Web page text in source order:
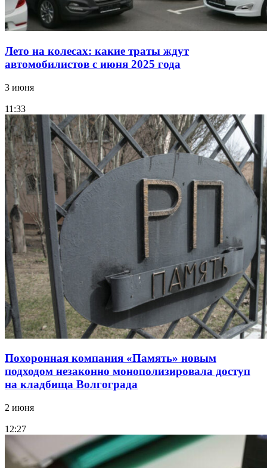
Лето на колесах: какие траты ждут
автомобилистов с июня 2025 года
3 июня
11:33
Похоронная компания «Память» новым
подходом незаконно монополизировала доступ
на кладбища Волгограда
2 июня
12:27